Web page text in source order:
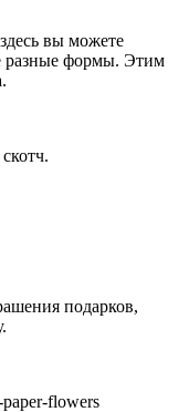
вы можете
разные формы. Этим
подарков,
flowers